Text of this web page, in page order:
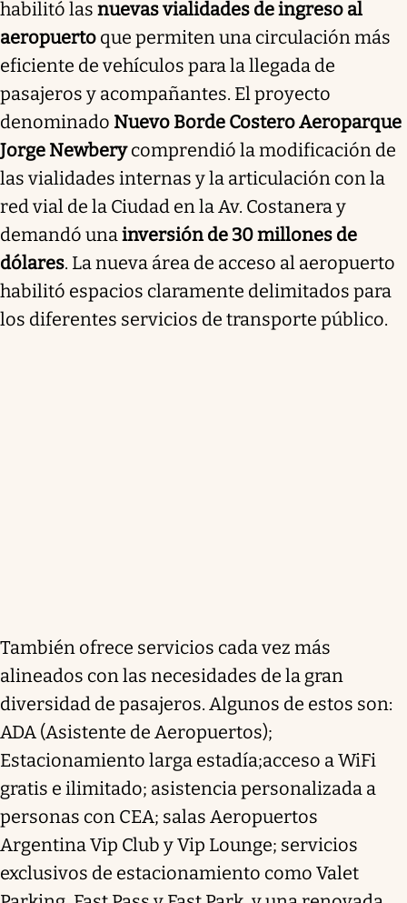
habilitó las nuevas vialidades de ingreso al
aeropuerto que permiten una circulación más
eficiente de vehículos para la llegada de
pasajeros y acompañantes. El proyecto
denominado Nuevo Borde Costero Aeroparque
Jorge Newberycomprendió la modificación de
las vialidades internas y la articulación con la
red vial de la Ciudad en la Av. Costanera y
demandó una inversión de 30 millones de
dólares. La nueva área de acceso al aeropuerto
habilitó espacios claramente delimitados para
los diferentes servicios de transporte público.
También ofrece servicios cada vez más
alineados con las necesidades de la gran
diversidad de pasajeros. Algunos de estos son:
ADA (Asistente de Aeropuertos);
Estacionamiento larga estadía;acceso a WiFi
gratis e ilimitado; asistencia personalizada a
personas con CEA; salas Aeropuertos
Argentina Vip Club y Vip Lounge; servicios
exclusivos de estacionamiento como Valet